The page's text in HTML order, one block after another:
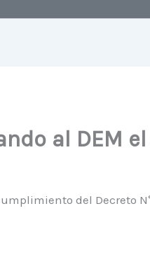
al DEM
del Decreto